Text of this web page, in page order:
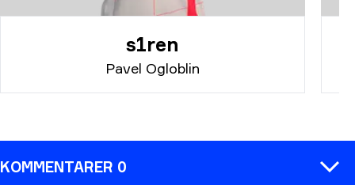
s1ren
Pavel Ogloblin
KOMMENTARER 0